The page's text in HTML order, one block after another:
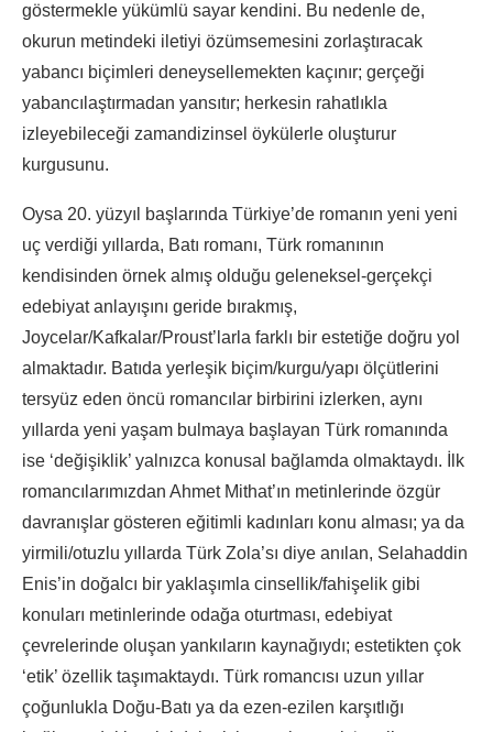
göstermekle yükümlü sayar kendini. Bu nedenle de,
okurun metindeki iletiyi özümsemesini zorlaştıracak
yabancı biçimleri deneysellemekten kaçınır; gerçeği
yabancılaştırmadan yansıtır; herkesin rahatlıkla
izleyebileceği zamandizinsel öykülerle oluşturur
kurgusunu.
Oysa 20. yüzyıl başlarında Türkiye’de romanın yeni yeni
uç verdiği yıllarda, Batı romanı, Türk romanının
kendisinden örnek almış olduğu geleneksel-gerçekçi
edebiyat anlayışını geride bırakmış,
Joycelar/Kafkalar/Proust’larla farklı bir estetiğe doğru yol
almaktadır. Batıda yerleşik biçim/kurgu/yapı ölçütlerini
tersyüz eden öncü romancılar birbirini izlerken, aynı
yıllarda yeni yaşam bulmaya başlayan Türk romanında
ise ‘değişiklik’ yalnızca konusal bağlamda olmaktaydı. İlk
romancılarımızdan Ahmet Mithat’ın metinlerinde özgür
davranışlar gösteren eğitimli kadınları konu alması; ya da
yirmili/otuzlu yıllarda Türk Zola’sı diye anılan, Selahaddin
Enis’in doğalcı bir yaklaşımla cinsellik/fahişelik gibi
konuları metinlerinde odağa oturtması, edebiyat
çevrelerinde oluşan yankıların kaynağıydı; estetikten çok
‘etik’ özellik taşımaktaydı. Türk romancısı uzun yıllar
çoğunlukla Doğu-Batı ya da ezen-ezilen karşıtlığı